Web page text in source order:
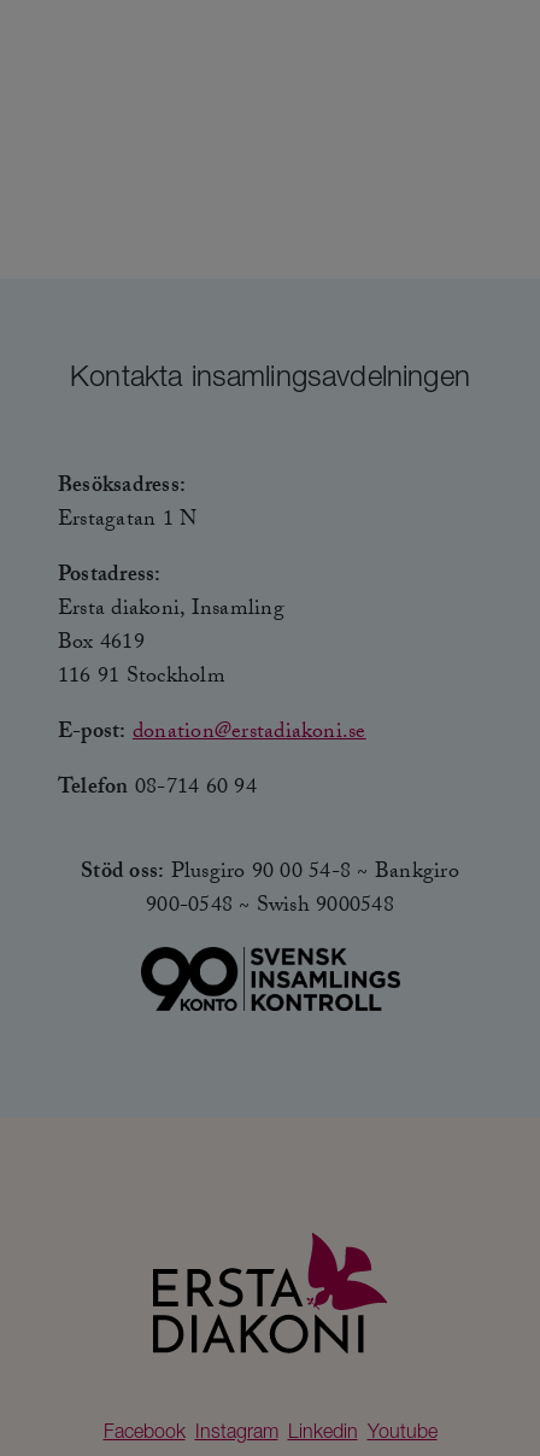
Kontakta insamlingsavdelningen
Besöksadress:
Erstagatan 1 N
Postadress:
Ersta diakoni, Insamling
Box 4619
116 91 Stockholm
E-post: donation@erstadiakoni.se
Telefon08-714 60 94
Stöd oss: Plusgiro 90 00 54-8 ~ Bankgiro
900-0548 ~ Swish 9000548
Facebook Instagram Linkedin Youtube